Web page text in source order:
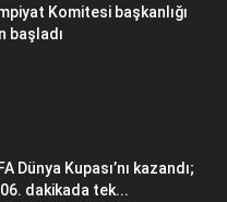
Komitesi başkanlığı
başladı
Dünya Kupası’nı kazandı;
dakikada tek...